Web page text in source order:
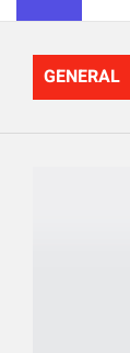
GENERAL